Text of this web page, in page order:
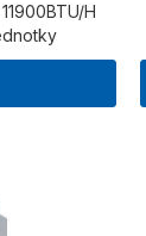
H